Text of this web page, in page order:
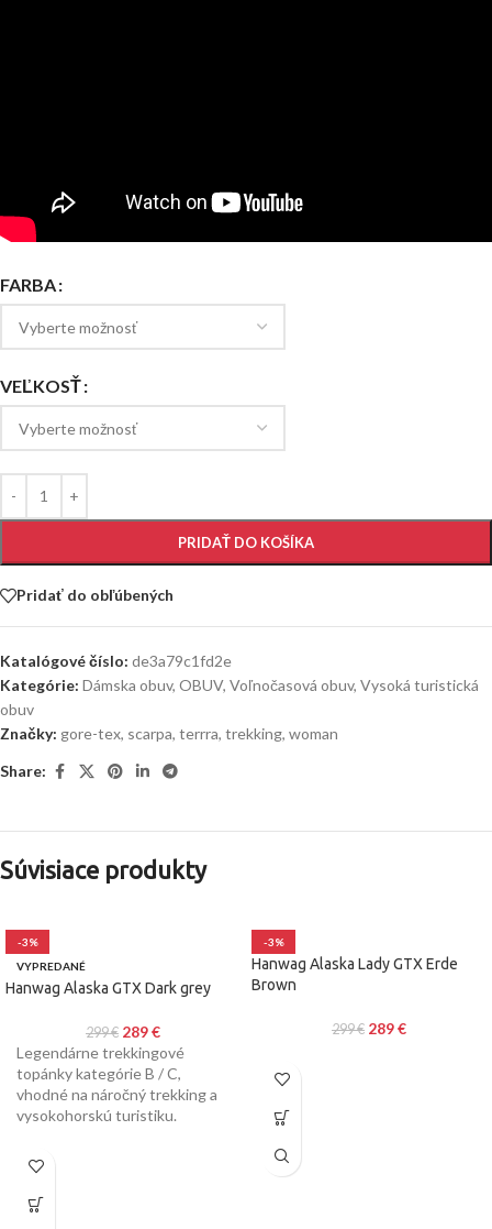
FARBA
VEĽKOSŤ
PRIDAŤ DO KOŠÍKA
Pridať do obľúbených
Katalógové číslo: de3a79c1fd2e
Kategórie: Dámska obuv, OBUV, Voľnočasová obuv, Vysoká turistická
obuv
Značky: gore-tex, scarpa, terrra, trekking, woman
Share:
Súvisiace produkty
-3%
VYPREDANÉ
Hanwag Alaska GTX Dark grey
299€ 289€
Legendárne trekkingové
topánky kategórie B / C,
vhodné na náročný trekking a
vysokohorskú turistiku.
-3%
Hanwag Alaska Lady GTX Erde
Brown
299€ 289€